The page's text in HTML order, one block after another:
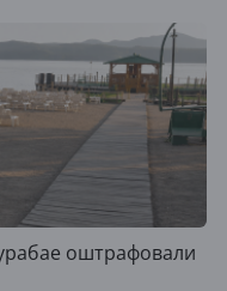
оштрафовали